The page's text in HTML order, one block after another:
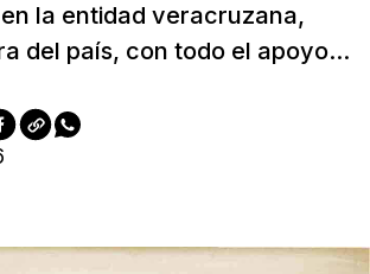
la entidad veracruzana,
del país, con todo el apoyo...